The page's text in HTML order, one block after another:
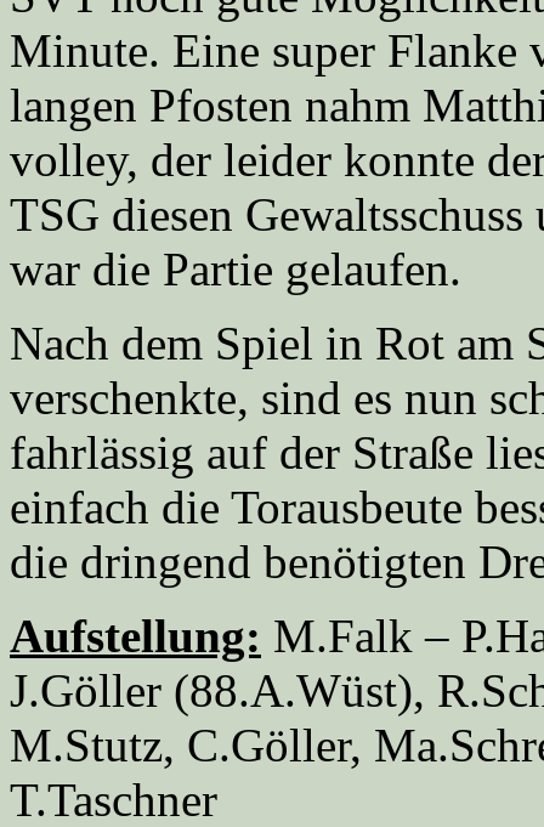
Minute. Eine super Flanke
langen Pfosten nahm
volley, der leider konnte
TSG diesen
war die Partie gelaufen.
Nach dem Spiel in Rot am
verschenkte, sind es nun
fahrlässig auf der Straße
einfach die Torausbeute
die dringend benötigten
Aufstellung: M.Falk –
J.Göller (88.A.Wüst),
M.Stutz, C.Göller,
T.Taschner